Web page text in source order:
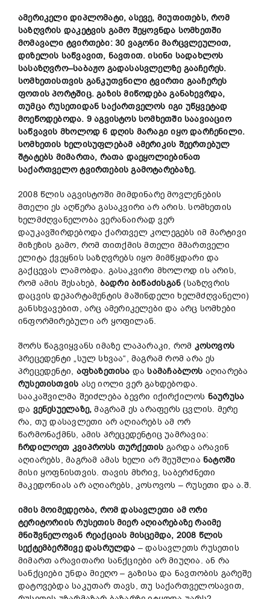
ამერიკელი დიპლომატი,ასევე, მიუთითებს,რომ
საზღვრის დაკეტვის გამო შეყოვნდა სომხეთში
მომავალი ტვირთები: 30 ვაგონი მარცვლეულით,
დიზელის საწვავით, ნავთით.ისინი სადახლოს
სასაზღვრო–საბაჟო გადასასვლელზე გააჩერეს.
სომხეთისთვის განკუთვნილი ტვირთი გააჩერეს
ფოთის პორტშიც.გაზის მიწოდება განახევრდა,
თუმცა რუსეთიდან საქართველოს იგი უწყვეტად
მოეწოდებოდა. 9აგვისტოს სომხეთში საავიაციო
საწვავის მხოლოდ 6 დღის მარაგი იყო დარჩენილი.
სომხეთის ხელისუფლებამ ამერიკის შეერთებულ
შტატებს მიმართა, რათა დაეყოლიებინათ
საქართველო ტვირთების გამოტარებაზე.
2008 წლის აგვისტოში მიმდინარე მოვლენების
მთელი ეს აღწერა გასაკვირი არ არის. სომხეთის
ხელმძღვანელობა ვერანაირად ვერ
დაუკავშირდებოდა ქართველ კოლეგებს იმ მარტივი
მიზეზის გამო, რომ თითქმის მთელი მმართველი
ელიტა ქვეყნის საზღვრებს იყო მიმწყდარი და
გაქცევას ლამობდა. გასაკვირი მხოლოდ ის არის,
რომ ამის შესახებ, ბადრი ბიწაძისგან (საზღვრის
დაცვის დეპარტამენტის მაშინდელი ხელმძღვანელი)
განსხვავებით, არც ამერიკელები და არც სომხები
ინფორმირებული არ ყოფილან.
შორს წაგვიყვანს იმაზე ლაპარაკი, რომ კოსოვოს
პრეცედენტი „სულ სხვაა“, მაგრამ რომ არა ეს
პრეცედენტი, აფხაზეთისა დასამაჩაბლოს აღიარება
რუსეთისთვის ასე იოლი ვერ გახდებოდა.
სააკაშვილმა შეიძლება ბევრი იქირქილოს ნაურუსა
და ვენესუელაზე, მაგრამ ეს არაფერს ცვლის. მერე
რა, თუ დასავლეთი არ აღიარებს ამ ორ
წარმონაქმნს, ამის პრეცედენტიც უამრავია:
ჩრდილოეთ კვიპროსს თურქეთის გარდა არავინ
აღიარებს, მაგრამ ამას ხელი არ შეუშლია ნატოში
მისი ყოფნისთვის. თავის მხრივ, საბერძნეთი
მაკედონიას არ აღიარებს, კოსოვოს – რუსეთი და ა.შ.
იმის მოიმედეობა, რომ დასავლეთი ამ ორი
ტერიტორიის რუსეთის მიერ აღიარებაზე რაიმე
მნიშვნელოვან რეაქციას მისცემდა, 2008 წლის
სექტემბერშივე დასრულდა – დასავლეთს რუსეთის
მიმართ არავითარი სანქციები არ მიუღია. ან რა
სანქციები უნდა მიეღო – გაზისა და ნავთობის გარეშე
დატოვებდა საკუთარ თავს, თუ საქართველოსავით,